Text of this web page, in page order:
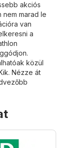
akciós
marad le
van
a
közül
. Nézze át